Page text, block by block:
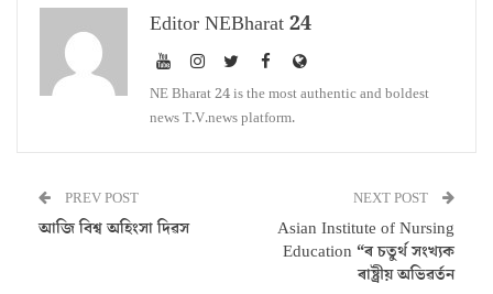
Editor NEBharat 24
NE Bharat 24 is the most authentic and boldest
news T.V.news platform.
PREV POST
আজি বিশ্ব অহিংসা দিৱস
NEXT POST
Asian Institute of Nursing
Education “ৰ চতুৰ্থ সংখ্যক
ৰাষ্ট্ৰীয় অভিৱৰ্তন